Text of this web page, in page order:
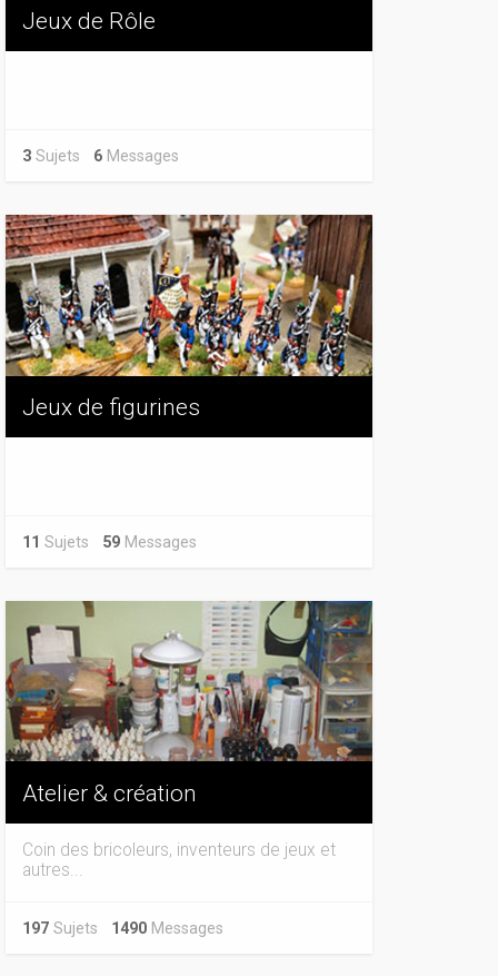
Jeux de Rôle
3 Sujets 6 Messages
Jeux de figurines
11 Sujets 59 Messages
Atelier & création
Coin des bricoleurs, inventeurs de jeux et
autres...
197 Sujets 1490 Messages